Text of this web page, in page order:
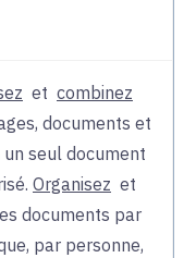
tout
en
dans le portail
centralisé de
Nitro.
et combinez
documents et
seul document
Organisez et
documents par
par personne,